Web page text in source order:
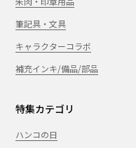
筆記具・文具
キャラクターコラボ
補充インキ/備品/部品
特集カテゴリ
ハンコの日